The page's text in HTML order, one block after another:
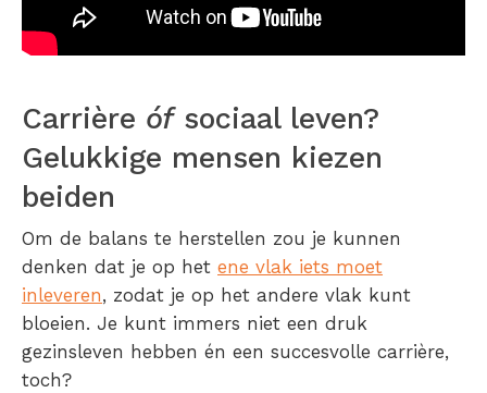
Carrière ófsociaal leven?
Gelukkige mensen kiezen
beiden
Om de balans te herstellen zou je kunnen
denken dat je op het ene vlak iets moet
inleveren, zodat je op het andere vlak kunt
bloeien. Je kunt immers niet een druk
gezinsleven hebben én een succesvolle carrière,
toch?